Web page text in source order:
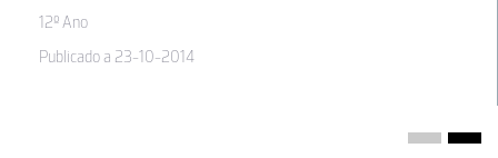
12º Ano
Publicado a 23-10-2014